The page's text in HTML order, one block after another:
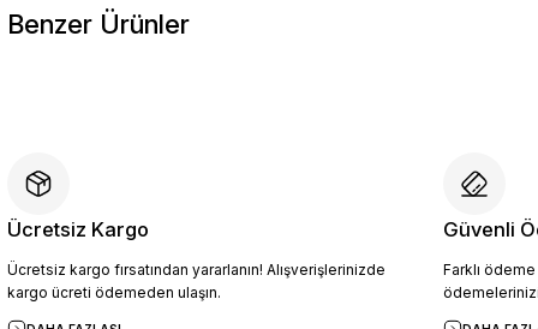
Benzer Ürünler
4.454,10 TL
4.949,00 TL
Sepete Ekle
Ücretsiz Kargo
Ücretsiz kargo fırsatından yararlanın! Alışverişlerinizde
kargo ücreti ödemeden ulaşın.
Güvenli
Farklı